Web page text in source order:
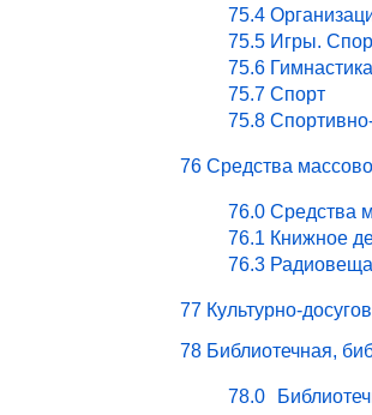
75.4
75.5 Игры.
75.6 Гимнастика
75.7 Спорт
75.8
76 Средства
76.0 Средства
76.1 Книжное
76.3
77 Культурно-
78 Библиотечная,
78.0